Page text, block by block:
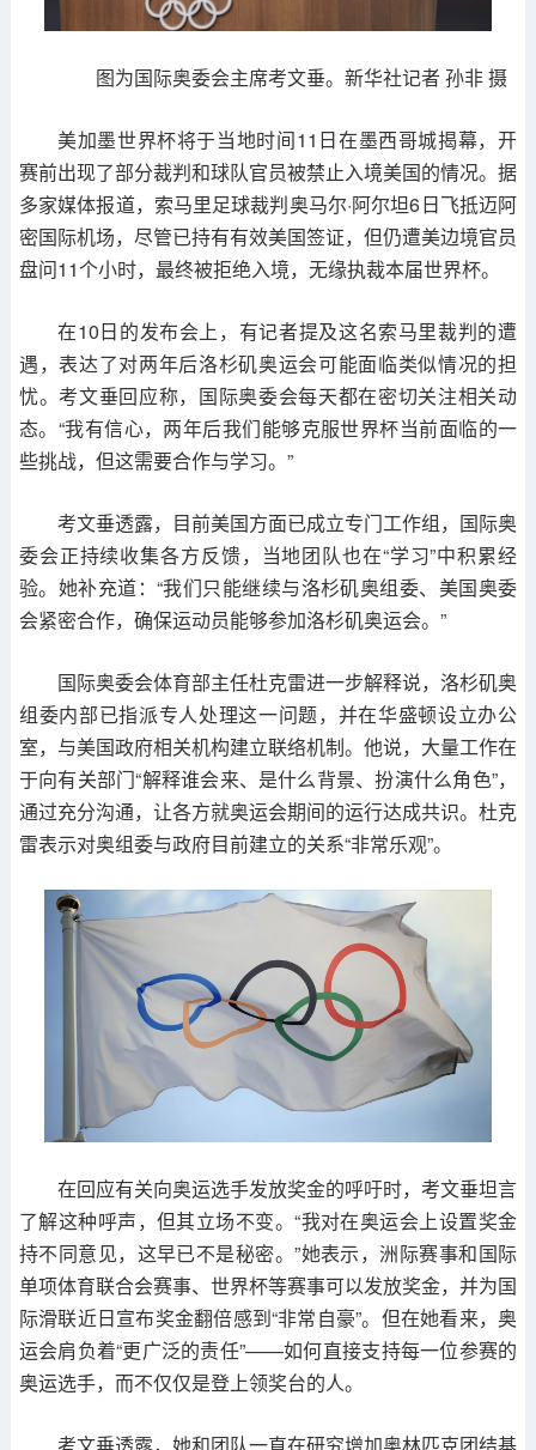
图为国际奥委会主席考文垂。新华社记者 孙非 摄
美加墨世界杯将于当地时间11日在墨西哥城揭幕，开
赛前出现了部分裁判和球队官员被禁止入境美国的情况。据
多家媒体报道，索马里足球裁判奥马尔·阿尔坦6日飞抵迈阿
密国际机场，尽管已持有有效美国签证，但仍遭美边境官员
盘问11个小时，最终被拒绝入境，无缘执裁本届世界杯。
在10日的发布会上，有记者提及这名索马里裁判的遭
遇，表达了对两年后洛杉矶奥运会可能面临类似情况的担
忧。考文垂回应称，国际奥委会每天都在密切关注相关动
态。“我有信心，两年后我们能够克服世界杯当前面临的一
些挑战，但这需要合作与学习。”
考文垂透露，目前美国方面已成立专门工作组，国际奥
委会正持续收集各方反馈，当地团队也在“学习”中积累经
验。她补充道：“我们只能继续与洛杉矶奥组委、美国奥委
会紧密合作，确保运动员能够参加洛杉矶奥运会。”
国际奥委会体育部主任杜克雷进一步解释说，洛杉矶奥
组委内部已指派专人处理这一问题，并在华盛顿设立办公
室，与美国政府相关机构建立联络机制。他说，大量工作在
于向有关部门“解释谁会来、是什么背景、扮演什么角色”，
通过充分沟通，让各方就奥运会期间的运行达成共识。杜克
雷表示对奥组委与政府目前建立的关系“非常乐观”。
在回应有关向奥运选手发放奖金的呼吁时，考文垂坦言
了解这种呼声，但其立场不变。“我对在奥运会上设置奖金
持不同意见，这早已不是秘密。”她表示，洲际赛事和国际
单项体育联合会赛事、世界杯等赛事可以发放奖金，并为国
际滑联近日宣布奖金翻倍感到“非常自豪”。但在她看来，奥
运会肩负着“更广泛的责任”——如何直接支持每一位参赛的
奥运选手，而不仅仅是登上领奖台的人。
考文垂透露，她和团队一直在研究增加奥林匹克团结基